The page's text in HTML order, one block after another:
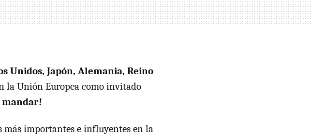
Unidos, Japón, Alemania, Reino
la Unión Europea como invitado
mandar!
más importantes e influyentes en la